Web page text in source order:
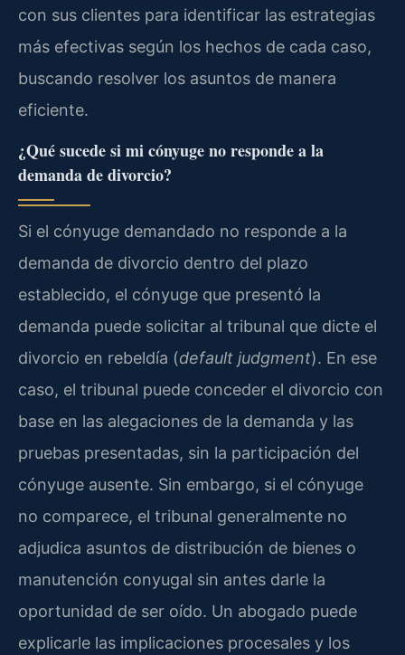
con sus clientes para identificar las estrategias
más efectivas según los hechos de cada caso,
buscando resolver los asuntos de manera
eficiente.
¿Qué sucede si mi cónyuge no responde a la
demanda de divorcio?
Si el cónyuge demandado no responde a la
demanda de divorcio dentro del plazo
establecido, el cónyuge que presentó la
demanda puede solicitar al tribunal que dicte el
divorcio en rebeldía (default judgment). En ese
caso, el tribunal puede conceder el divorcio con
base en las alegaciones de la demanda y las
pruebas presentadas, sin la participación del
cónyuge ausente. Sin embargo, si el cónyuge
no comparece, el tribunal generalmente no
adjudica asuntos de distribución de bienes o
manutención conyugal sin antes darle la
oportunidad de ser oído. Un abogado puede
explicarle las implicaciones procesales y los